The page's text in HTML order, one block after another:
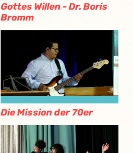
Gottes Willen - Dr. Boris
Bromm
Die Mission der 70er